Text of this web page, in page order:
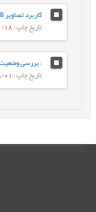
تاریخ چاپ: 1403/01/18
تاریخ چاپ: 1402/08/01